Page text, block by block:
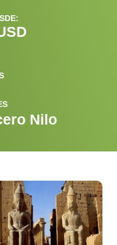
Nilo